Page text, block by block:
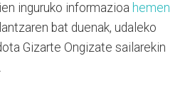
inguruko informazioa hemen
bat duenak, udaleko
Gizarte Ongizate sailarekin